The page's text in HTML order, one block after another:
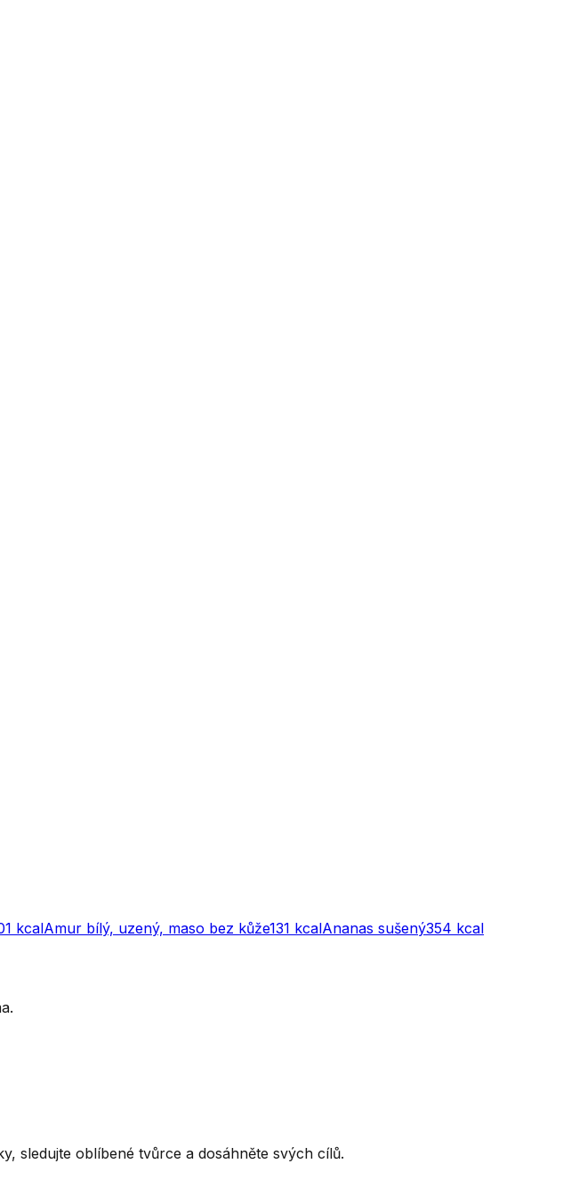
kcalAmur bílý, uzený, maso bez kůže131 kcalAnanas sušený354 kcal
sledujte oblíbené tvůrce a dosáhněte svých cílů.